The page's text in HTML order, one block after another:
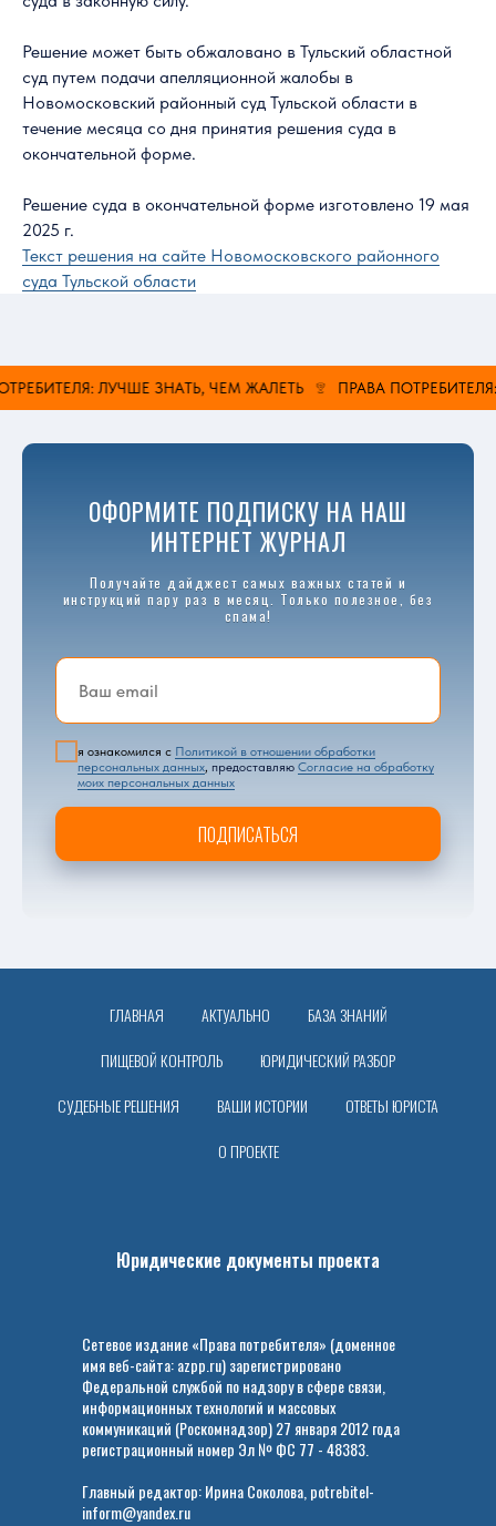
Решение может быть обжаловано в Тульский областной
суд путем подачи апелляционной жалобы в
Новомосковский районный суд Тульской области в
течение месяца со дня принятия решения суда в
окончательной форме.
Решение суда в окончательной форме изготовлено 19 мая
2025 г.
Текст решения на сайте Новомосковского районного
суда Тульской области
ЛУЧШЕ ЗНАТЬ, ЧЕМ ЖАЛЕТЬ ПРАВА ПОТРЕБИТЕЛЯ:
ОФОРМИТЕ ПОДПИСКУ НА НАШ
ИНТЕРНЕТ ЖУРНАЛ
Получайте дайджест самых важных статей и
инструкций пару раз в месяц. Только полезное, без
спама!
я ознакомился с Политикой в отношении обработки
персональных данных, предоставляю Согласие на обработку
моих персональных данных
ПОДПИСАТЬСЯ
ГЛАВНАЯ АКТУАЛЬНО
БАЗА ЗНАНИЙ
ПИЩЕВОЙ КОНТРОЛЬ
ЮРИДИЧЕСКИЙ РАЗБОР
СУДЕБНЫЕ РЕШЕНИЯ
ВАШИ ИСТОРИИ
ОТВЕТЫ ЮРИСТА
О ПРОЕКТЕ
Юридические документы проекта
Сетевое издание «Права потребителя» (доменное
имя веб-сайта: azpp.ru) зарегистрировано
Федеральной службой по надзору в сфере связи,
информационных технологий и массовых
коммуникаций (Роскомнадзор) 27 января 2012 года
регистрационный номер Эл № ФС 77 - 48383.
Главный редактор: Ирина Соколова, potrebitel-
inform@yandex.ru